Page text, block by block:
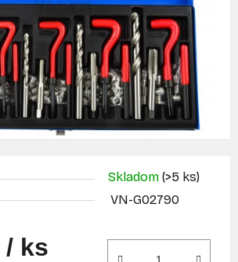
Skladom (>5 ks)
VN-G02790
/ ks